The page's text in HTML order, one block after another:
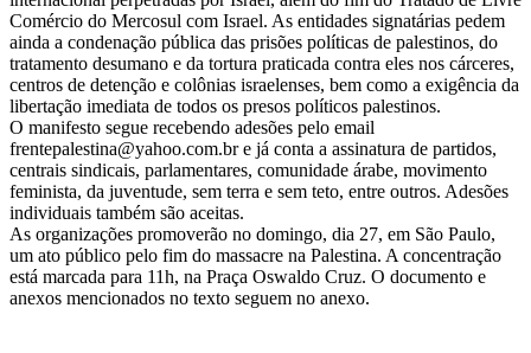
massacre
da
Palestina
Comércio do Mercosul com Israel. As entidades signatárias pedem
ainda a condenação pública das prisões políticas de palestinos, do
tratamento desumano e da tortura praticada contra eles nos cárceres,
centros de detenção e colônias israelenses, bem como a exigência da
libertação imediata de todos os presos políticos palestinos.
O manifesto segue recebendo adesões pelo email
frentepalestina@yahoo.com.br e já conta a assinatura de partidos,
centrais sindicais, parlamentares, comunidade árabe, movimento
feminista, da juventude, sem terra e sem teto, entre outros. Adesões
individuais também são aceitas.
As organizações promoverão no domingo, dia 27, em São Paulo,
um ato público pelo fim do massacre na Palestina. A concentração
está marcada para 11h, na Praça Oswaldo Cruz. O documento e
anexos mencionados no texto seguem no anexo.